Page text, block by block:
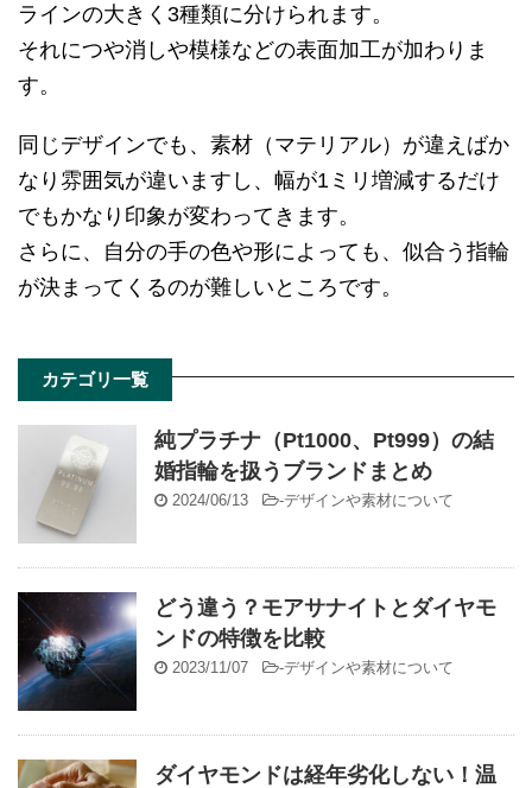
ラインの大きく3種類に分けられます。
それにつや消しや模様などの表面加工が加わりま
す。
同じデザインでも、素材（マテリアル）が違えばか
なり雰囲気が違いますし、幅が1ミリ増減するだけ
でもかなり印象が変わってきます。
さらに、自分の手の色や形によっても、似合う指輪
が決まってくるのが難しいところです。
カテゴリ一覧
純プラチナ（Pt1000、Pt999）の結
婚指輪を扱うブランドまとめ
2024/06/13 -デザインや素材について
どう違う？モアサナイトとダイヤモ
ンドの特徴を比較
2023/11/07 -デザインや素材について
ダイヤモンドは経年劣化しない！温